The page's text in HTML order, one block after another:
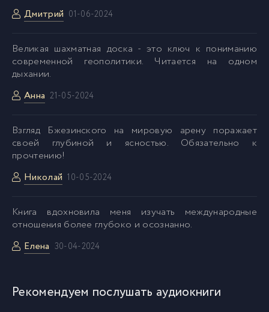
50 050
52 052
53 053
54 054
56 056
Дмитрий 01-06-2024
Великая шахматная доска - это ключ к пониманию
современной геополитики. Читается на одном
дыхании.
Анна 21-05-2024
Bзгляд Бжезинского на мировую арену поражает
своей глубиной и ясностью. Обязательно к
прочтению!
Николай 10-05-2024
Kнига вдохновила меня изучать международные
отношения более глубоко и осознанно.
Елена 30-04-2024
Рекомендуем послушать аудиокниги